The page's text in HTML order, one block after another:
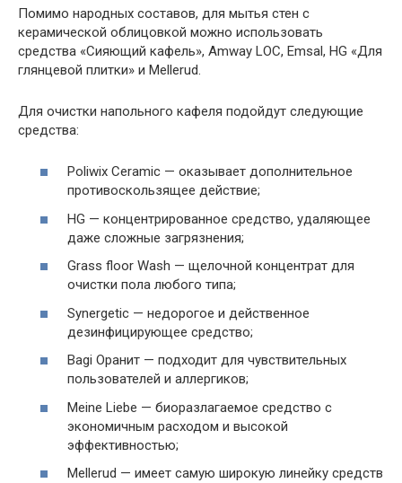
Помимо народных составов, для мытья стен с
керамической облицовкой можно использовать
средства «Сияющий кафель», Amway LOC, Emsal, HG «Для
глянцевой плитки» и Mellerud.
Для очистки напольного кафеля подойдут следующие
средства:
Poliwix Ceramic — оказывает дополнительное
противоскользящее действие;
HG — концентрированное средство, удаляющее
даже сложные загрязнения;
Grass floor Wash — щелочной концентрат для
очистки пола любого типа;
Synergetic — недорогое и действенное
дезинфицирующее средство;
Bagi Оранит — подходит для чувствительных
пользователей и аллергиков;
Meine Liebe — биоразлагаемое средство с
экономичным расходом и высокой
эффективностью;
Mellerud — имеет самую широкую линейку средств